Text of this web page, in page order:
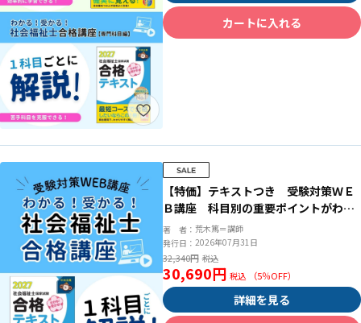
カートに入れる
【特価】テキストつき 受験対策ＷＥ
Ｂ講座 科目別の重要ポイントがわか
る！社会福祉士合格講座２０２７（全
セット）
著 者： 荒木篤＝講師
発行日： 2026年07月31日
32,340円
30,690円 （5％OFF）
詳細を見る